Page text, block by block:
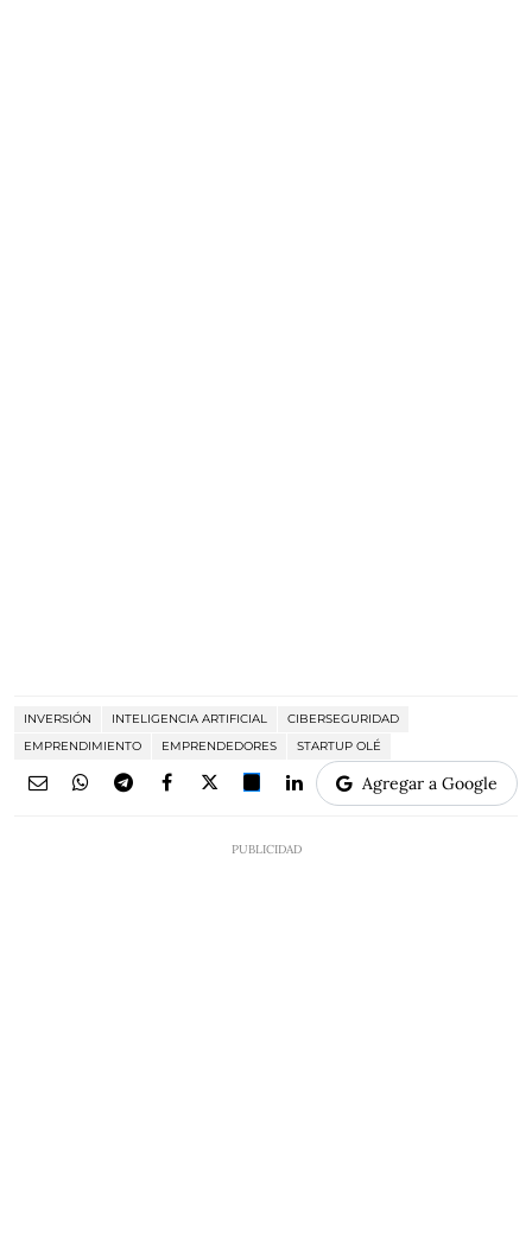
INVERSIÓN INTELIGENCIA ARTIFICIAL
CIBERSEGURIDAD
EMPRENDIMIENTO
EMPRENDEDORES STARTUP OLÉ
Agregar a Google